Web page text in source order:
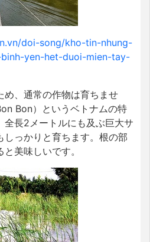
doi-song/kho-tin-nhung-
yen-het-duoi-mien-tay-
め、通常の作物は育ちませ
Bon）というベトナムの特
全長2メートルにも及ぶ巨大サ
しっかりと育ちます。根の部
美味しいです。